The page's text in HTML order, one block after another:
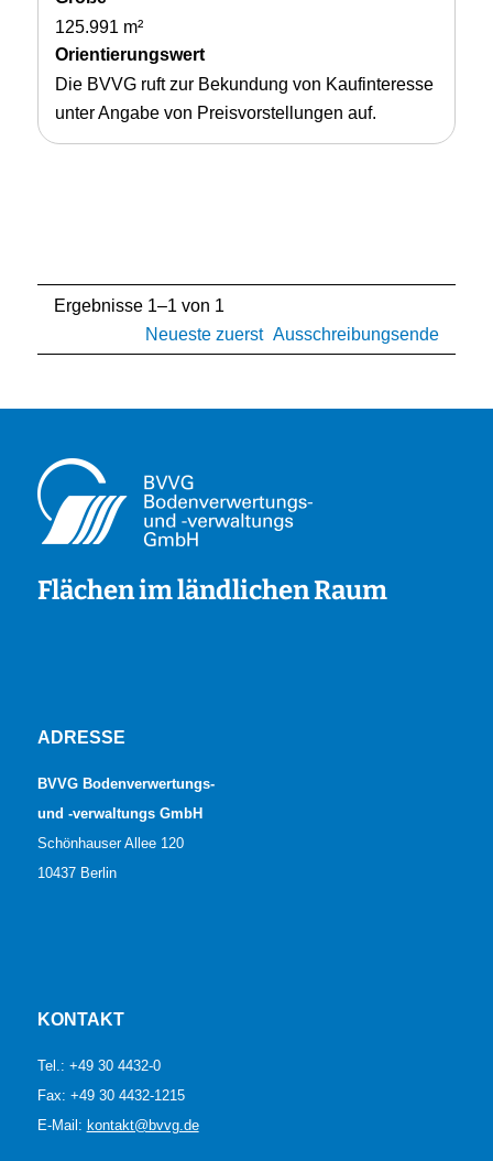
125.991 m²
Orientierungswert
Die BVVG ruft zur Bekundung von Kaufinteresse
unter Angabe von Preisvorstellungen auf.
Ergebnisse 1–1 von 1
Neueste zuerst Ausschreibungsende
Flächen im ländlichen Raum
ADRESSE
BVVG Bodenverwertungs-
und -verwaltungs GmbH
Schönhauser Allee 120
10437 Berlin
KONTAKT
Tel.: +49 30 4432-0
Fax: +49 30 4432-1215
E-Mail: kontakt@bvvg.de